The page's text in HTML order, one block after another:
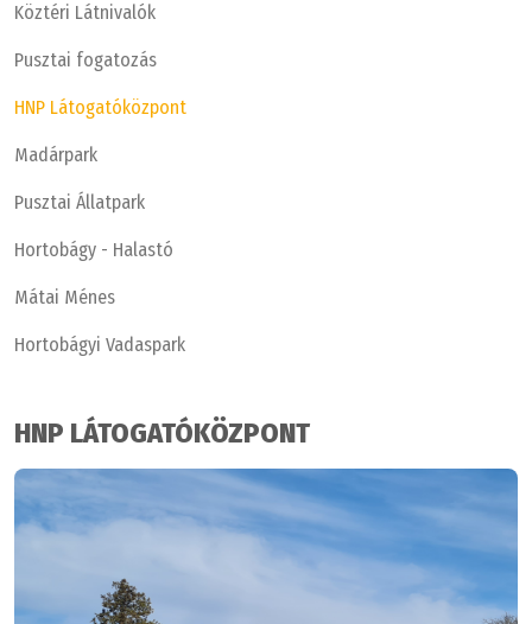
Köztéri Látnivalók
Pusztai fogatozás
HNP Látogatóközpont
Madárpark
Pusztai Állatpark
Hortobágy - Halastó
Mátai Ménes
Hortobágyi Vadaspark
HNP LÁTOGATÓKÖZPONT